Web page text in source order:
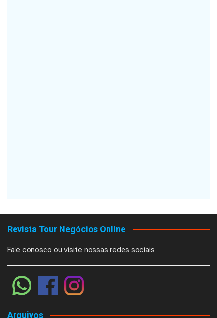
Revista Tour Negócios Online
Fale conosco ou visite nossas redes sociais:
Arquivos